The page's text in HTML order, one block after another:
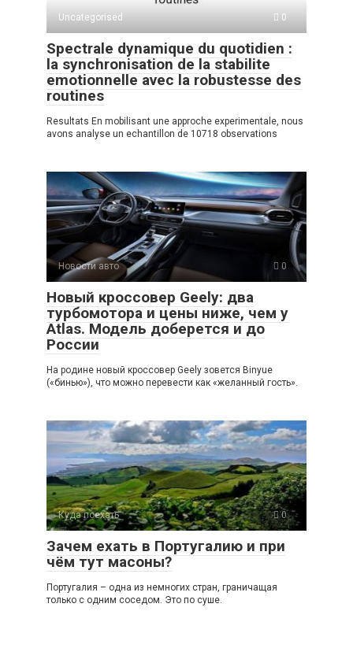
Uncategorised 0
Spectrale dynamique du quotidien :
la synchronisation de la stabilite
emotionnelle avec la robustesse des
routines
Resultats En mobilisant une approche experimentale, nous
avons analyse un echantillon de 10718 observations
Новости авто 0
Новый кроссовер Geely: два
турбомотора и цены ниже, чем у
Atlas. Модель доберется и до
России
На родине новый кроссовер Geely зовется Binyue
(«бинью»), что можно перевести как «желанный гость».
Куда поехать 0
Зачем ехать в Португалию и при
чём тут масоны?
Португалия – одна из немногих стран, граничащая
только с одним соседом. Это по суше.